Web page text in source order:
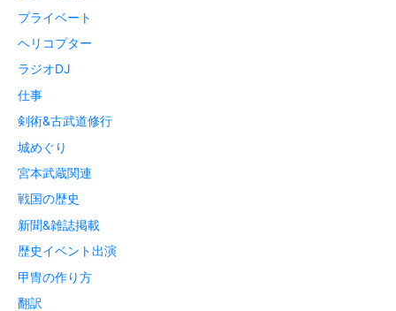
プライベート
ヘリコプター
ラジオDJ
仕事
剣術&古武道修行
城めぐり
宮本武蔵関連
戦国の歴史
新聞&雑誌掲載
歴史イベント出演
甲冑の作り方
翻訳